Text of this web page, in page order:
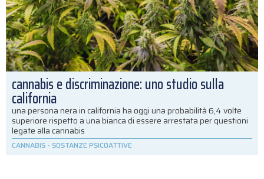
cannabis e discriminazione: uno studio sulla
california
una persona nera in california ha oggi una probabilità 6,4 volte
superiore rispetto a una bianca di essere arrestata per questioni
legate alla cannabis
CANNABIS - SOSTANZE PSICOATTIVE